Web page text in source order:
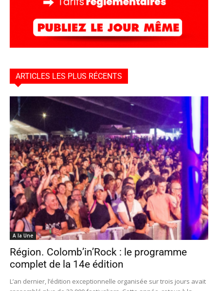
ARTICLES LES PLUS RÉCENTS
A la Une
Région. Colomb’in’Rock : le programme
complet de la 14e édition
L’an dernier, l’édition exceptionnelle organisée sur trois jours avait